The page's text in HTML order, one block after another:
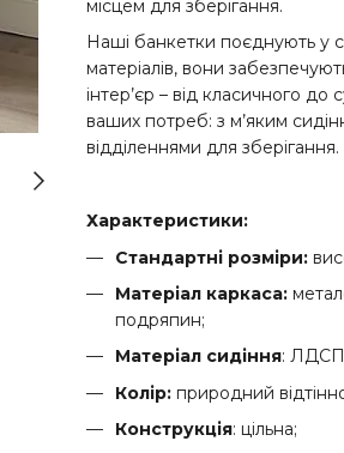
місцем для зберігання.
Наші банкетки поєднують у
матеріалів, вони
інтер’єр – від класичного
ваших потреб: з м’яким
відділеннями для зберігання.
Характеристики:
Стандартні розміри:
Матеріал каркаса:
подряпин;
Матеріал сидіння: ЛДСП
Колір: природний
Конструкція: цільна;